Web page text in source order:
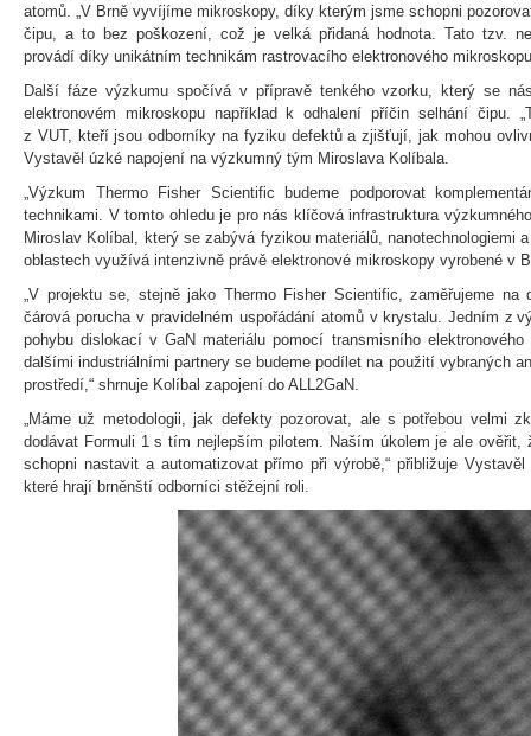
atomů. „V Brně vyvíjíme mikroskopy, díky kterým jsme schopni
čipu, a to bez poškození, což je velká přidaná hodnota. Tato tzv.
provádí díky unikátním technikám rastrovacího elektronového
Další fáze výzkumu spočívá v přípravě tenkého vzorku, který se
elektronovém mikroskopu například k odhalení příčin selhání čipu.
z VUT, kteří jsou odborníky na fyziku defektů a zjišťují, jak mohou
Vystavěl úzké napojení na výzkumný tým Miroslava Kolíbala.
„Výzkum Thermo Fisher Scientific budeme podporovat
technikami. V tomto ohledu je pro nás klíčová infrastruktura
Miroslav Kolíbal, který se zabývá fyzikou materiálů, nanotechnologiemi
oblastech využívá intenzivně právě elektronové mikroskopy vyrobené v
„V projektu se, stejně jako Thermo Fisher Scientific, zaměřujeme
čárová porucha v pravidelném uspořádání atomů v krystalu. Jedním z
pohybu dislokací v GaN materiálu pomocí transmisního
dalšími industriálními partnery se budeme podílet na použití vybraných
prostředí,“ shrnuje Kolíbal zapojení do ALL2GaN.
„Máme už metodologii, jak defekty pozorovat, ale s potřebou velmi
dodávat Formuli 1 s tím nejlepším pilotem. Naším úkolem je ale ověřit,
schopni nastavit a automatizovat přímo při výrobě,“ přibližuje
které hrají brněnští odborníci stěžejní roli.